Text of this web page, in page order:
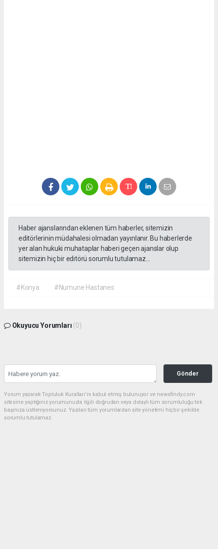
Haber ajanslarından eklenen tüm haberler, sitemizin
editörlerinin müdahalesi olmadan yayınlanır. Bu haberlerde
yer alan hukuki muhataplar haberi geçen ajanslar olup
sitemizin hiç bir editörü sorumlu tutulamaz...
#Konya #Numune Hastanes
Okuyucu Yorumları (0)
Gönder
Yorum yazarak Topluluk Kuralları’nı kabul etmiş bulunuyor ve newsfindy.com
sitesine yaptığınız yorumunuzla ilgili doğrudan veya dolaylı tüm sorumluluğu tek
başınıza üstleniyorsunuz. Yazılan tüm yorumlardan site yönetimi hiçbir şekilde
sorumlu tutulamaz.